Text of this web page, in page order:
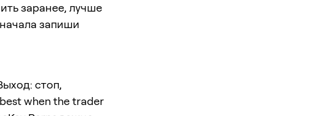
заранее, лучше
запиши
стоп,
when the trader